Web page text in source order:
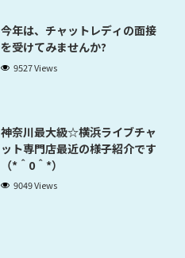
今年は、チャットレディの面接
を受けてみませんか?
9527 Views
神奈川最大級☆横浜ライブチャ
ット専門店最近の様子紹介です
（*＾0＾*）
9049 Views